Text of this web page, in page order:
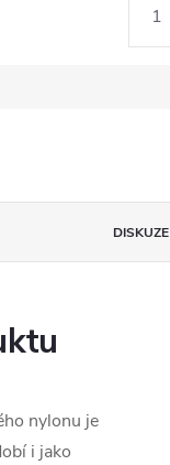
DISKUZE
nylonu je
i jako